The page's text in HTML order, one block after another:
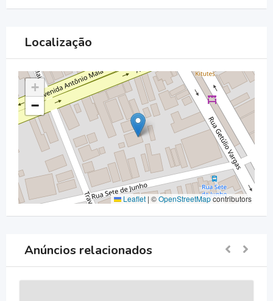
Localização
+
−
Leaflet | ©OpenStreetMapcontributors
Anúncios relacionados